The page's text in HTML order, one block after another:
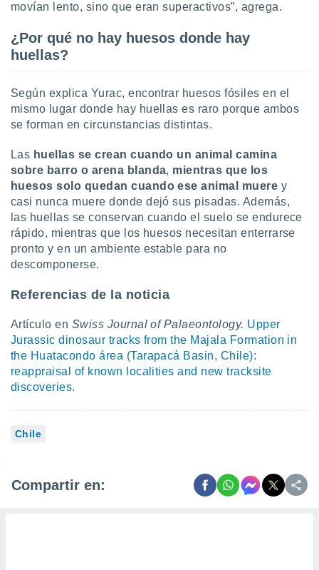
movían lento, sino que eran superactivos”, agrega.
¿Por qué no hay huesos donde hay
huellas?
Según explica Yurac, encontrar huesos fósiles en el
mismo lugar donde hay huellas es raro porque ambos
se forman en circunstancias distintas.
Las huellas se crean cuando un animal camina
sobre barro o arena blanda, mientras que los
huesos solo quedan cuando ese animal muere y
casi nunca muere donde dejó sus pisadas. Además,
las huellas se conservan cuando el suelo se endurece
rápido, mientras que los huesos necesitan enterrarse
pronto y en un ambiente estable para no
descomponerse.
Referencias de la noticia
Artículo en Swiss Journal of Palaeontology. Upper
Jurassic dinosaur tracks from the Majala Formation in
the Huatacondo área (Tarapacá Basin, Chile):
reappraisal of known localities and new tracksite
discoveries.
Chile
Compartir en: